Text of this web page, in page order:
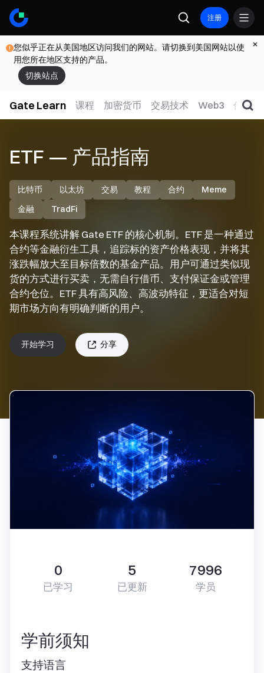
注册
您似乎正在从美国地区访问我们的网站。请切换到美国网站以使
用您所在地区支持的产品。
切换站点
Gate Learn 课程 加密货币 交易技术 Web3 传统金
ETF — 产品指南
比特币 以太坊 交易 教程 合约
Meme
金融
TradFi
本课程系统讲解 Gate ETF 的核心机制。ETF 是一种通过
合约等金融衍生工具，追踪标的资产价格表现，并将其
涨跌幅放大至目标倍数的基金产品。用户可通过类似现
货的方式进行买卖，无需自行借币、支付保证金或管理
合约仓位。ETF 具有高风险、高波动特征，更适合对短
期市场方向有明确判断的用户。
开始学习 分享
0
已学习
5
已更新
7996
学员
学前须知
支持语言